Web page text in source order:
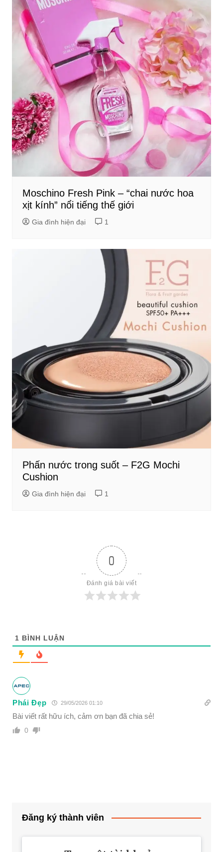
Moschino Fresh Pink – “chai nước hoa
xịt kính” nổi tiếng thế giới
Gia đình hiện đại 1
Phấn nước trong suốt – F2G Mochi
Cushion
Gia đình hiện đại 1
0
Đánh giá bài viết
1 BÌNH LUẬN
Phái Đẹp 29/05/2026 01:10
Bài viết rất hữu ích, cảm ơn bạn đã chia sẻ!
0
Đăng ký thành viên